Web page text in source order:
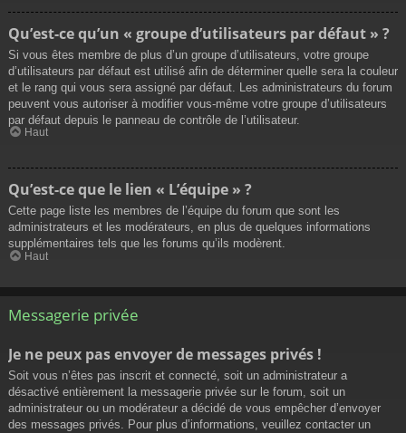
Qu’est-ce qu’un « groupe d’utilisateurs par défaut » ?
Si vous êtes membre de plus d’un groupe d’utilisateurs, votre groupe
d’utilisateurs par défaut est utilisé afin de déterminer quelle sera la couleur
et le rang qui vous sera assigné par défaut. Les administrateurs du forum
peuvent vous autoriser à modifier vous-même votre groupe d’utilisateurs
par défaut depuis le panneau de contrôle de l’utilisateur.
Haut
Qu’est-ce que le lien « L’équipe » ?
Cette page liste les membres de l’équipe du forum que sont les
administrateurs et les modérateurs, en plus de quelques informations
supplémentaires tels que les forums qu’ils modèrent.
Haut
Messagerie privée
Je ne peux pas envoyer de messages privés !
Soit vous n’êtes pas inscrit et connecté, soit un administrateur a
désactivé entièrement la messagerie privée sur le forum, soit un
administrateur ou un modérateur a décidé de vous empêcher d’envoyer
des messages privés. Pour plus d’informations, veuillez contacter un